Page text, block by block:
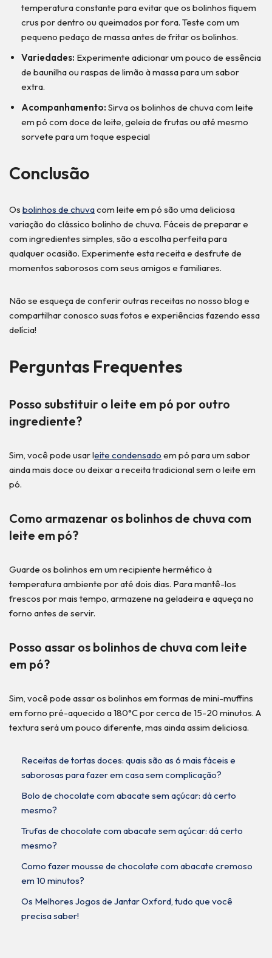
temperatura constante para evitar que os bolinhos fiquem
crus por dentro ou queimados por fora. Teste com um
pequeno pedaço de massa antes de fritar os bolinhos.
Variedades: Experimente adicionar um pouco de essência
de baunilha ou raspas de limão à massa para um sabor
extra.
Acompanhamento: Sirva os bolinhos de chuva com leite
em pó com doce de leite, geleia de frutas ou até mesmo
sorvete para um toque especial
Conclusão
Os bolinhos de chuvacom leite em pó são uma deliciosa
variação do clássico bolinho de chuva. Fáceis de preparar e
com ingredientes simples, são a escolha perfeita para
qualquer ocasião. Experimente esta receita e desfrute de
momentos saborosos com seus amigos e familiares.
Não se esqueça de conferir outras receitas no nosso blog e
compartilhar conosco suas fotos e experiências fazendo essa
delícia!
Perguntas Frequentes
Posso substituir o leite em pó por outro
ingrediente?
Sim, você pode usar leite condensado em pó para um sabor
ainda mais doce ou deixar a receita tradicional sem o leite em
pó.
Como armazenar os bolinhos de chuva com
leite em pó?
Guarde os bolinhos em um recipiente hermético à
temperatura ambiente por até dois dias. Para mantê-los
frescos por mais tempo, armazene na geladeira e aqueça no
forno antes de servir.
Posso assar os bolinhos de chuva com leite
em pó?
Sim, você pode assar os bolinhos em formas de mini-muffins
em forno pré-aquecido a 180°C por cerca de 15-20 minutos. A
textura será um pouco diferente, mas ainda assim deliciosa.
Receitas de tortas doces: quais são as 6 mais fáceis e
saborosas para fazer em casa sem complicação?
Bolo de chocolate com abacate sem açúcar: dá certo
mesmo?
Trufas de chocolate com abacate sem açúcar: dá certo
mesmo?
Como fazer mousse de chocolate com abacate cremoso
em 10 minutos?
Os Melhores Jogos de Jantar Oxford, tudo que você
precisa saber!